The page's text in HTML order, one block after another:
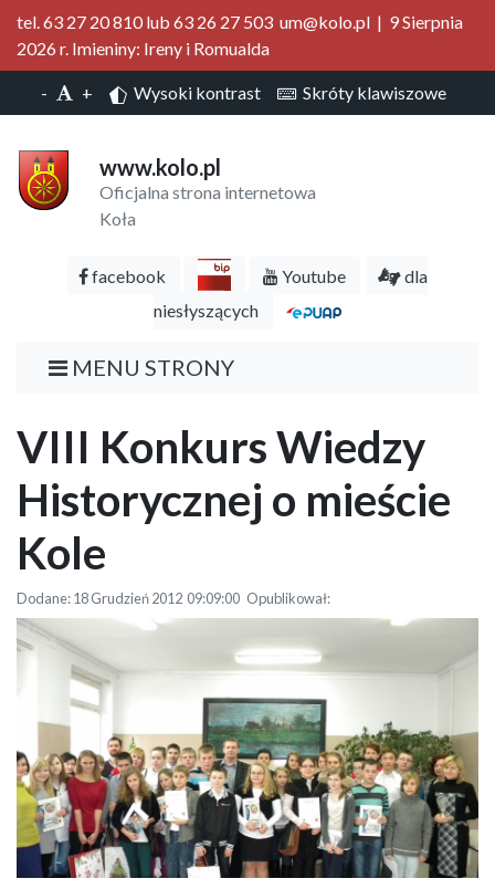
tel. 63 27 20 810 lub 63 26 27 503 um@kolo.pl | 9 Sierpnia
2026 r. Imieniny: Ireny i Romualda
- + Wysoki kontrast Skróty klawiszowe
www.kolo.pl
Oficjalna strona internetowa
Koła
facebook Youtube
dla
niesłyszących
MENU STRONY
VIII Konkurs Wiedzy
Historycznej o mieście
Kole
Dodane: 18 Grudzień 2012 09:09:00 Opublikował: